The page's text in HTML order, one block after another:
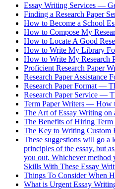
Essay Writing Services —
Finding a Research Paper
How to Become a School
How to Compose My
How to Locate A Good
How to Write My Library
How to Write My Research
Proficient Research Paper
Research Paper Assistance
Research Paper Format —
Research Paper Service —
Term Paper Writers — How
The Art of Essay Writing on
The Benefits of Hiring Term
The Key to Writing Custom
These suggestions will go
principles of the essay, but
you out. Whichever method
Skills With These Essay
Things To Consider When
What is Urgent Essay